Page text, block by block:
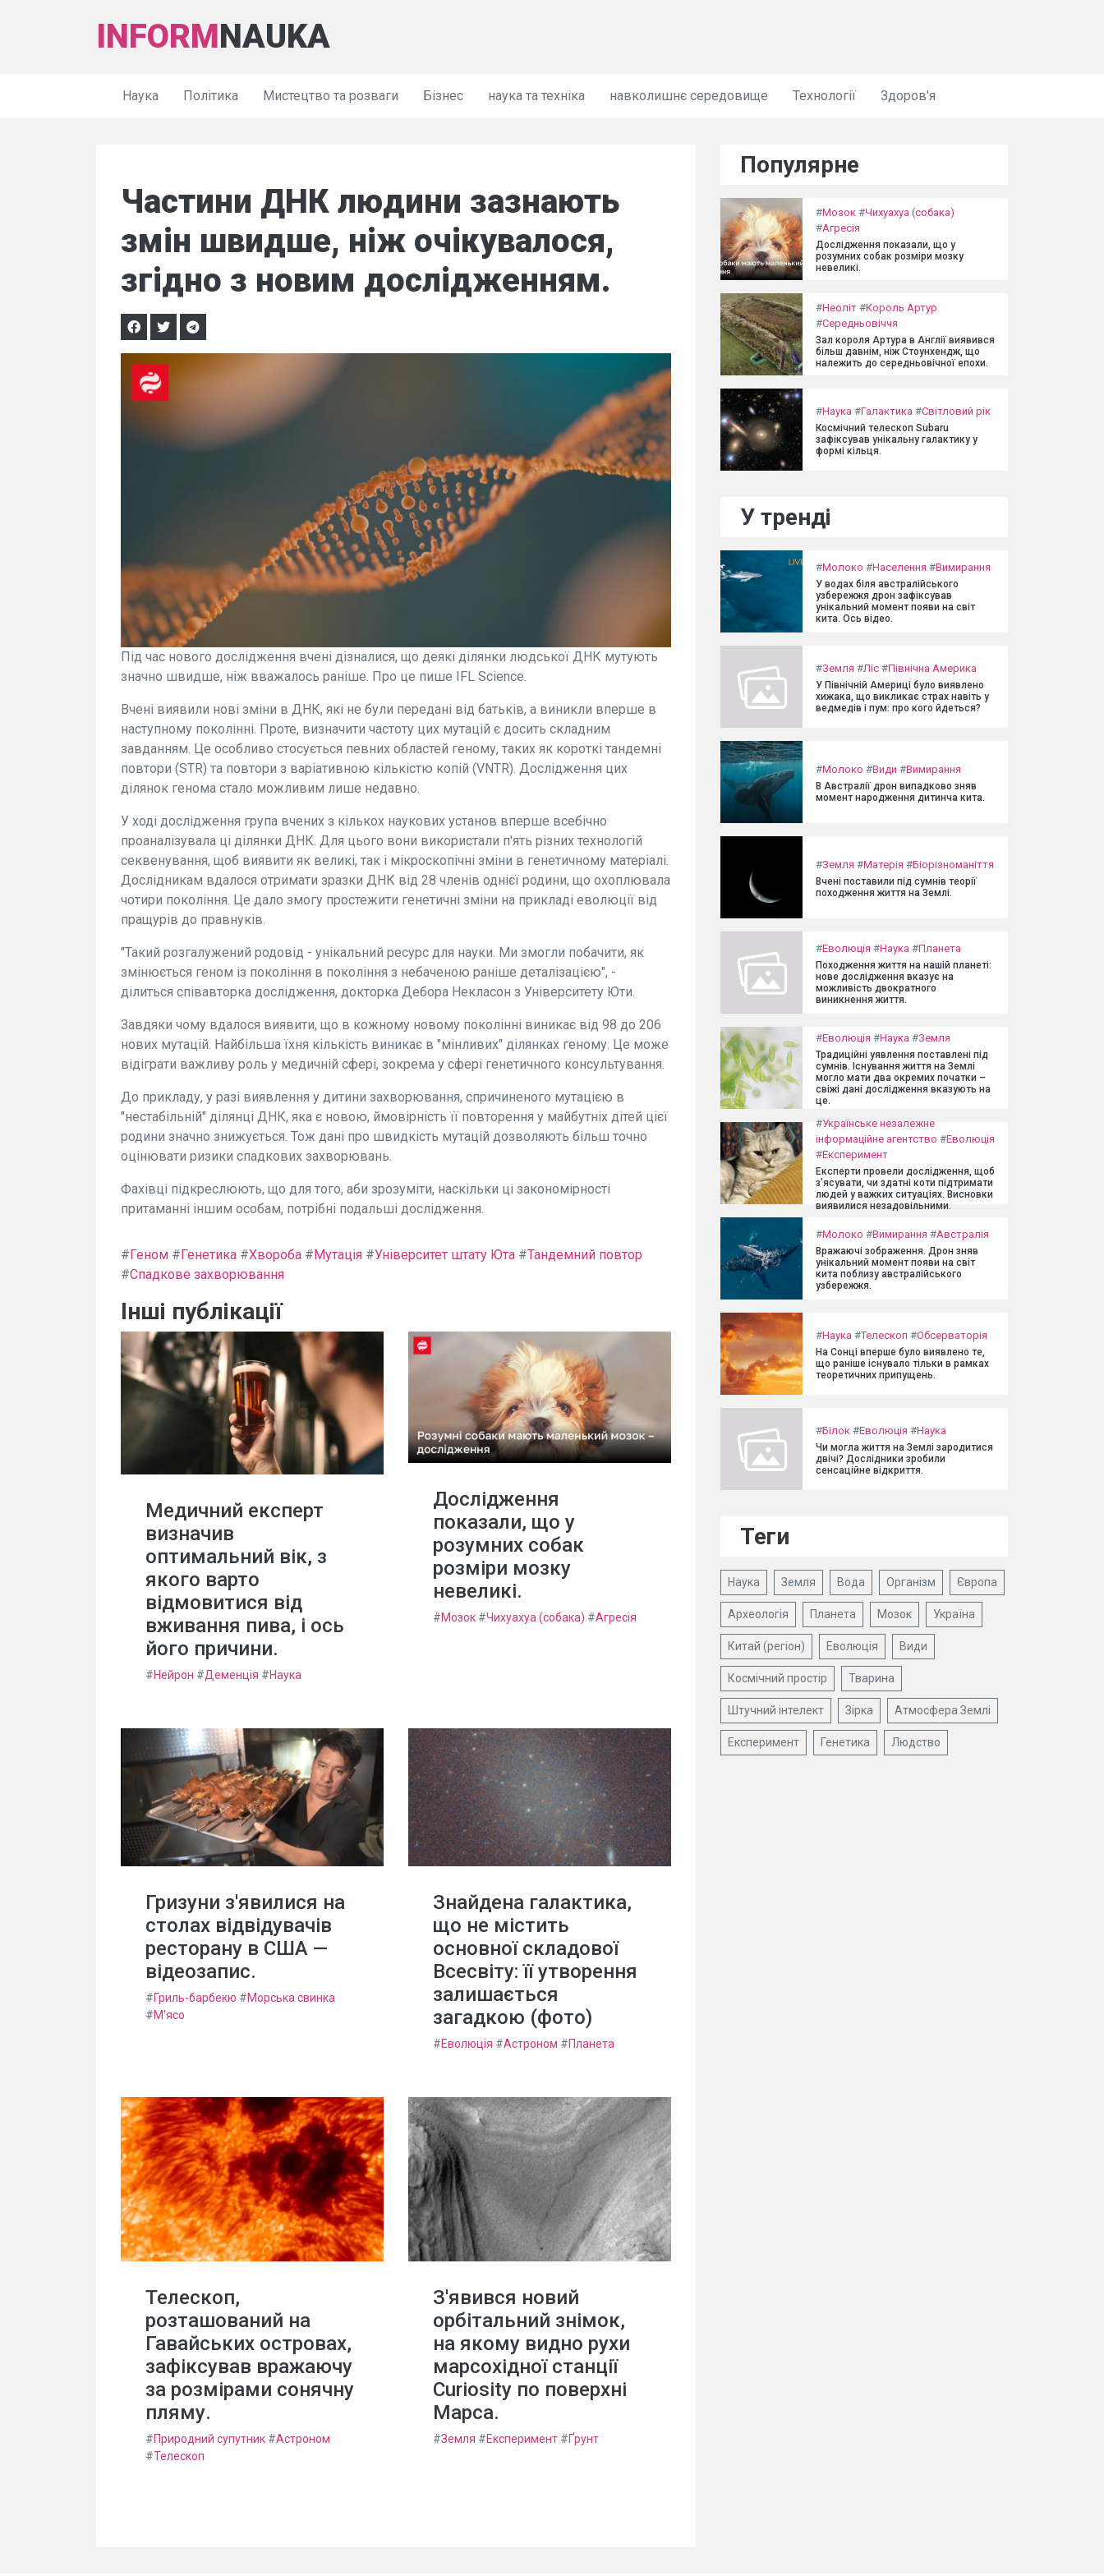
INFORMNAUKA
Наука Політика Мистецтво та розваги Бізнес наука та техніка навколишнє середовище Технології Здоров'я
Частини ДНК людини зазнають
змін швидше, ніж очікувалося,
згідно з новим дослідженням.
Під час нового дослідження вчені дізналися, що деякі ділянки людської ДНК мутують
значно швидше, ніж вважалось раніше. Про це пише IFL Science.
Вчені виявили нові зміни в ДНК, які не були передані від батьків, а виникли вперше в
наступному поколінні. Проте, визначити частоту цих мутацій є досить складним
завданням. Це особливо стосується певних областей геному, таких як короткі тандемні
повтори (STR) та повтори з варіативною кількістю копій (VNTR). Дослідження цих
ділянок генома стало можливим лише недавно.
У ході дослідження група вчених з кількох наукових установ вперше всебічно
проаналізувала ці ділянки ДНК. Для цього вони використали п'ять різних технологій
секвенування, щоб виявити як великі, так і мікроскопічні зміни в генетичному матеріалі.
Дослідникам вдалося отримати зразки ДНК від 28 членів однієї родини, що охоплювала
чотири покоління. Це дало змогу простежити генетичні зміни на прикладі еволюції від
пращурів до правнуків.
"Такий розгалужений родовід - унікальний ресурс для науки. Ми змогли побачити, як
змінюється геном із покоління в покоління з небаченою раніше деталізацією", -
ділиться співавторка дослідження, докторка Дебора Некласон з Університету Юти.
Завдяки чому вдалося виявити, що в кожному новому поколінні виникає від 98 до 206
нових мутацій. Найбільша їхня кількість виникає в "мінливих" ділянках геному. Це може
відіграти важливу роль у медичній сфері, зокрема у сфері генетичного консультування.
До прикладу, у разі виявлення у дитини захворювання, спричиненого мутацією в
"нестабільній" ділянці ДНК, яка є новою, ймовірність її повторення у майбутніх дітей цієї
родини значно знижується. Тож дані про швидкість мутацій дозволяють більш точно
оцінювати ризики спадкових захворювань.
Фахівці підкреслюють, що для того, аби зрозуміти, наскільки ці закономірності
притаманні іншим особам, потрібні подальші дослідження.
#Геном #Генетика #Хвороба #Мутація #Університет штату Юта #Тандемний повтор
#Спадкове захворювання
Інші публікації
Медичний експерт
визначив
оптимальний вік, з
якого варто
відмовитися від
вживання пива, і ось
його причини.
#Нейрон #Деменція #Наука
Дослідження
показали, що у
розумних собак
розміри мозку
невеликі.
#Мозок #Чихуахуа (собака) #Агресія
Гризуни з'явилися на
столах відвідувачів
ресторану в США —
відеозапис.
#Гриль-барбекю #Морська свинка
#М'ясо
Знайдена галактика,
що не містить
основної складової
Всесвіту: її утворення
залишається
загадкою (фото)
#Еволюція #Астроном #Планета
Телескоп,
розташований на
Гавайських островах,
зафіксував вражаючу
за розмірами сонячну
пляму.
#Природний супутник #Астроном
#Телескоп
З'явився новий
орбітальний знімок,
на якому видно рухи
марсохідної станції
Curiosity по поверхні
Марса.
#Земля #Експеримент #Ґрунт
Популярне
#Мозок #Чихуахуа (собака)
#Агресія
Дослідження показали, що у
розумних собак розміри мозку
невеликі.
#Неоліт #Король Артур
#Середньовіччя
Зал короля Артура в Англії виявився
більш давнім, ніж Стоунхендж, що
належить до середньовічної епохи.
#Наука #Галактика #Світловий рік
Космічний телескоп Subaru
зафіксував унікальну галактику у
формі кільця.
У тренді
#Молоко #Населення #Вимирання
У водах біля австралійського
узбережжя дрон зафіксував
унікальний момент появи на світ
кита. Ось відео.
#Земля #Ліс #Північна Америка
У Північній Америці було виявлено
хижака, що викликає страх навіть у
ведмедів і пум: про кого йдеться?
#Молоко #Види #Вимирання
В Австралії дрон випадково зняв
момент народження дитинча кита.
#Земля #Матерія #Біорізноманіття
Вчені поставили під сумнів теорії
походження життя на Землі.
#Еволюція #Наука #Планета
Походження життя на нашій планеті:
нове дослідження вказує на
можливість двократного
виникнення життя.
#Еволюція #Наука #Земля
Традиційні уявлення поставлені під
сумнів. Існування життя на Землі
могло мати два окремих початки –
свіжі дані дослідження вказують на
це.
#Українське незалежне
інформаційне агентство #Еволюція
#Експеримент
Експерти провели дослідження, щоб
з'ясувати, чи здатні коти підтримати
людей у важких ситуаціях. Висновки
виявилися незадовільними.
#Молоко #Вимирання #Австралія
Вражаючі зображення. Дрон зняв
унікальний момент появи на світ
кита поблизу австралійського
узбережжя.
#Наука #Телескоп #Обсерваторія
На Сонці вперше було виявлено те,
що раніше існувало тільки в рамках
теоретичних припущень.
#Білок #Еволюція #Наука
Чи могла життя на Землі зародитися
двічі? Дослідники зробили
сенсаційне відкриття.
Теги
Наука Земля Вода Організм Європа
Археологія Планета Мозок Україна
Китай (регіон) Еволюція Види
Космічний простір Тварина
Штучний інтелект Зірка Атмосфера Землі
Експеримент Генетика Людство